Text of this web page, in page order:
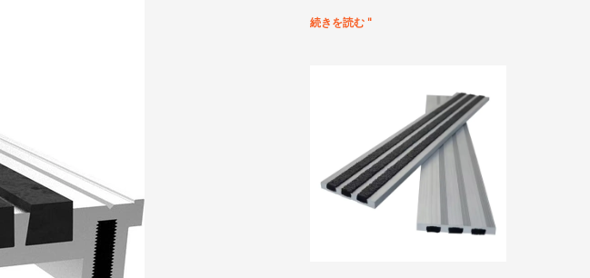
続きを読む "